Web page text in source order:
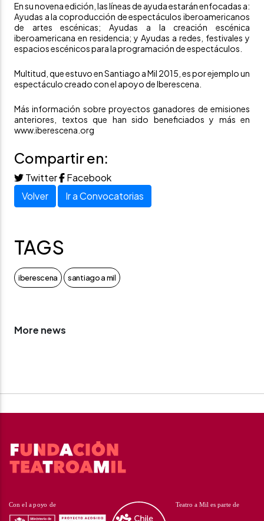
En su novena edición, las líneas de ayuda estarán enfocadas a:
Ayudas a la coproducción de espectáculos iberoamericanos
de artes escénicas; Ayudas a la creación escénica
iberoamericana en residencia; y Ayudas a redes, festivales y
espacios escénicos para la programación de espectáculos.
Multitud , que estuvo en Santiago a Mil 2015, es por ejemplo un
espectáculo creado con el apoyo de Iberescena.
Más información sobre proyectos ganadores de emisiones
anteriores, textos que han sido beneficiados y más en
www.iberescena.org
Compartir en:
Twitter
Facebook
Volver
Ir a Convocatorias
TAGS
iberescena santiago a mil
More news